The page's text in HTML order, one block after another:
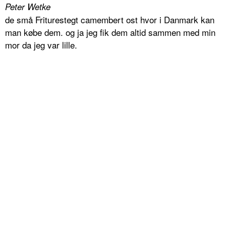
Peter Wetke
de små Friturestegt camembert ost hvor i Danmark kan
man købe dem. og ja jeg fik dem altid sammen med min
mor da jeg var lille.